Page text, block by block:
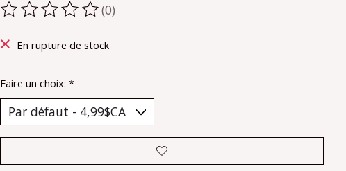
Ce produit est évalué à
(0)
En rupture de stock
Faire un choix: *